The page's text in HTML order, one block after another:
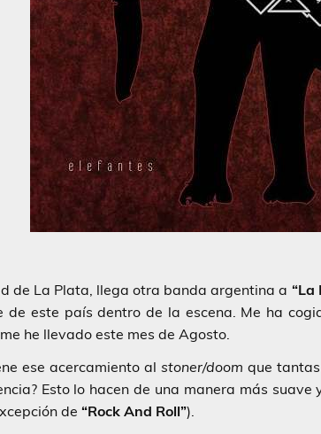
de La Plata, llega otra banda argentina a “La
de este país dentro de la escena. Me ha
he llevado este mes de Agosto.
ese acercamiento alstoner/doom que
Esto lo hacen de una manera más
de “Rock And Roll”).